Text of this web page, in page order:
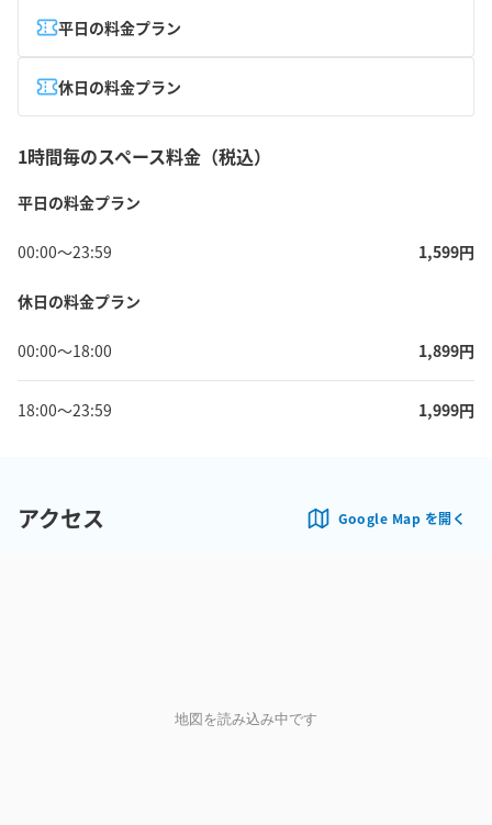
平日の料金プラン
休日の料金プラン
1時間毎のスペース料金（税込）
平日の料金プラン
00:00〜23:59 1,599円
休日の料金プラン
00:00〜18:00 1,899円
18:00〜23:59 1,999円
アクセス Google Map を開く
地図を読み込み中です